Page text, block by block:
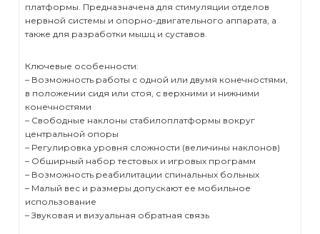
платформы. Предназначена для стимуляции отделов
нервной системы и опорно-двигательного аппарата, а
также для разработки мышц и суставов.
Ключевые особенности:
– Возможность работы с одной или двумя конечностями,
в положении сидя или стоя, с верхними и нижними
конечностями
– Свободные наклоны стабилоплатформы вокруг
центральной опоры
– Регулировка уровня сложности (величины наклонов)
– Обширный набор тестовых и игровых программ
– Возможность реабилитации спинальных больных
– Малый вес и размеры допускают ее мобильное
использование
– Звуковая и визуальная обратная связь